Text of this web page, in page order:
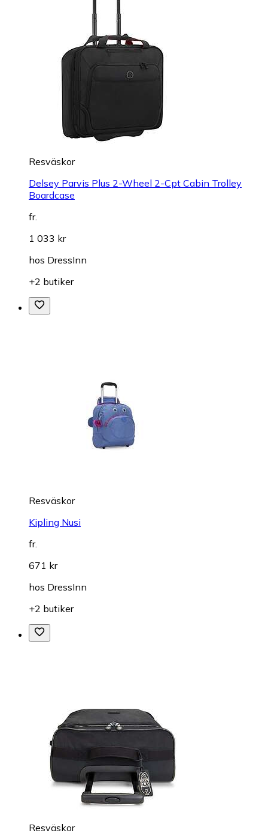
Resväskor
Delsey Parvis Plus 2-Wheel 2-Cpt Cabin Trolley
Boardcase
fr.
1 033 kr
hos DressInn
+2 butiker
Resväskor
Kipling Nusi
fr.
671 kr
hos DressInn
+2 butiker
Resväskor